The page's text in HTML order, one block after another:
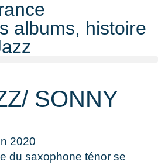
albums, histoire
SONNY
2020
du saxophone ténor se